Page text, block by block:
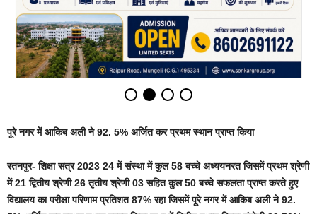
पूरे नगर में आकिब अली ने 92. 5% अर्जित कर प्रथम स्थान प्राप्त किया
रतनपुर- शिक्षा सत्र 2023 24 में संस्था में कुल 58 बच्चे अध्ययनरत जिसमें प्रथम श्रेणी
में 21 द्वितीय श्रेणी 26 तृतीय श्रेणी 03 सहित कुल 50 बच्चे सफलता प्राप्त करते हुए
विद्यालय का परीक्षा परिणाम प्रतिशत 87% रहा जिसमें पूरे नगर में आकिब अली ने 92.